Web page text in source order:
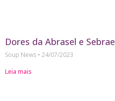
Dores da Abrasel e Sebrae
Soup News
24/07/2023
Leia mais